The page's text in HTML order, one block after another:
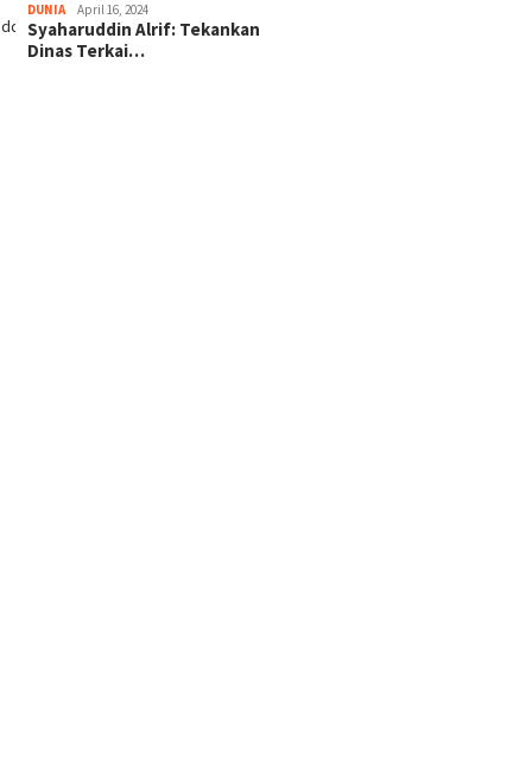
DUNIA April 16, 2024
Syaharuddin Alrif: Tekankan
Dinas Terkai…